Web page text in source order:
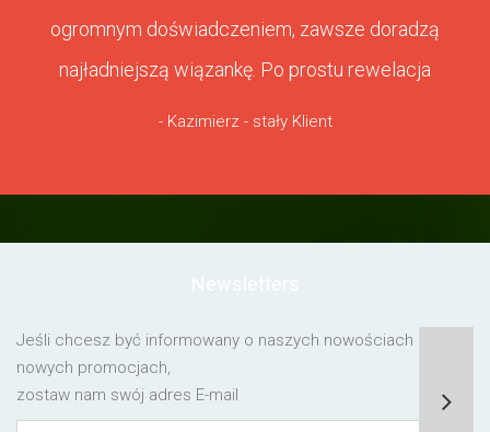
ogromnym doświadczeniem, zawsze doradzą
najładniejszą wiązankę. Po prostu rewelacja
- Kazimierz - stały Klient
Jeśli chcesz być informowany o naszych nowościach lub o
nowych promocjach,
zostaw nam swój adres E-mail